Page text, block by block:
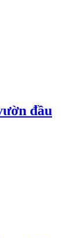
đầu